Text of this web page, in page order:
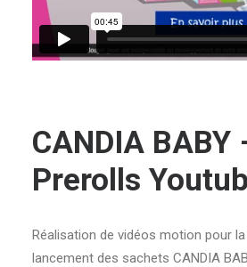
CANDIA BABY
Prerolls
Réalisation de vidéos motion pour
lancement des sachets CANDIA